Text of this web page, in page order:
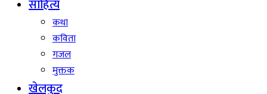
साहित्य
कथा
कविता
गजल
मुक्तक
खेलकुद